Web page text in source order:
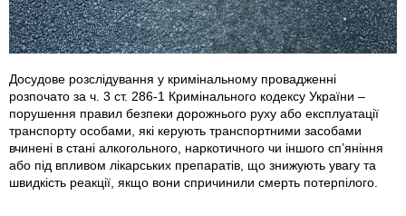
Досудове розслідування у кримінальному провадженні
розпочато за ч. 3 ст. 286-1 Кримінального кодексу України –
порушення правил безпеки дорожнього руху або експлуатації
транспорту особами, які керують транспортними засобами
вчинені в стані алкогольного, наркотичного чи іншого сп’яніння
або під впливом лікарських препаратів, що знижують увагу та
швидкість реакції, якщо вони спричинили смерть потерпілого.